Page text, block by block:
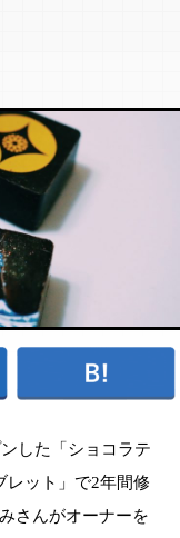
した「ショコラテ
レット」で2年間修
さんがオーナーを